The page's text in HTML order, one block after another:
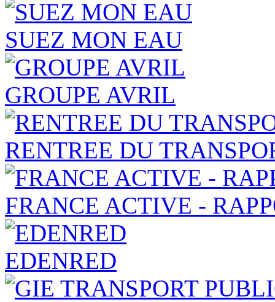
SUEZ MON EAU
GROUPE AVRIL
RENTREE DU
FRANCE ACTIVE -
EDENRED